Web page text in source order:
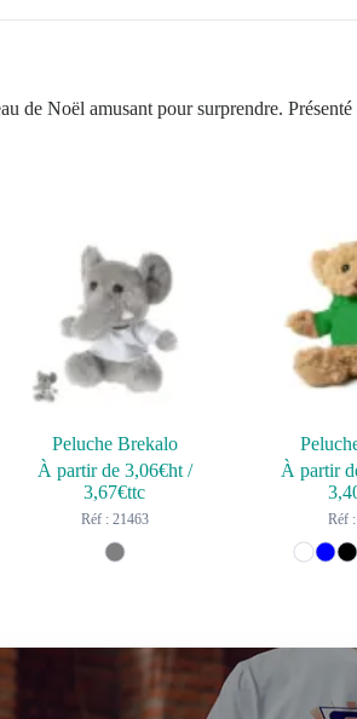
de Noël amusant pour surprendre.
Peluche Brekalo
À partir de 3,06€ht/
3,67€ttc
Réf : 21463
À partir
Réf